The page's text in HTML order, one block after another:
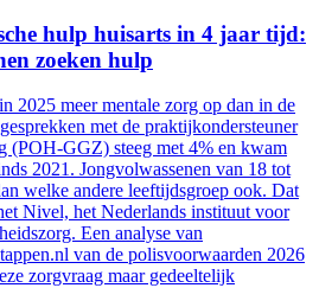
hulp huisarts in 4 jaar tijd:
zoeken hulp
2025 meer mentale zorg op dan in de
met de praktijkondersteuner
(POH-GGZ) steeg met 4% en kwam
2021. Jongvolwassenen van 18 tot
welke andere leeftijdsgroep ook. Dat
Nivel, het Nederlands instituut voor
Een analyse van
van de polisvoorwaarden 2026
zorgvraag maar gedeeltelijk